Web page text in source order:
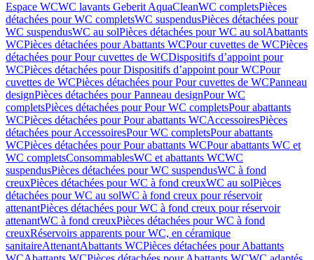
Espace WCWC lavants Geberit AquaCleanWC completsPièces
détachées pour WC completsWC suspendusPièces détachées pour
WC suspendusWC au solPièces détachées pour WC au solAbattants
WCPièces détachées pour Abattants WCPour cuvettes de WCPièces
détachées pour Pour cuvettes de WCDispositifs d’appoint pour
WCPièces détachées pour Dispositifs d’appoint pour WCPour
cuvettes de WCPièces détachées pour Pour cuvettes de WCPanneau
designPièces détachées pour Panneau designPour WC
completsPièces détachées pour Pour WC completsPour abattants
WCPièces détachées pour Pour abattants WCAccessoiresPièces
détachées pour AccessoiresPour WC completsPour abattants
WCPièces détachées pour Pour abattants WCPour abattants WC et
WC completsConsommablesWC et abattants WCWC
suspendusPièces détachées pour WC suspendusWC à fond
creuxPièces détachées pour WC à fond creuxWC au solPièces
détachées pour WC au solWC à fond creux pour réservoir
attenantPièces détachées pour WC à fond creux pour réservoir
attenantWC à fond creuxPièces détachées pour WC à fond
creuxRéservoirs apparents pour WC, en céramique
sanitaireAttenantAbattants WCPièces détachées pour Abattants